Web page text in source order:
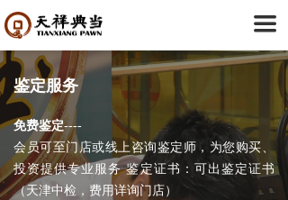
끀
首页
关于我们
ꄷ 企业简介
ꄷ 典当20年
ꄷ 门店分布
鉴定服务
免费鉴定----
会员可至门店或线上咨询鉴定师，为您购买、
投资提供专业服务 鉴定证书：可出鉴定证书
（天津中检，费用详询门店）